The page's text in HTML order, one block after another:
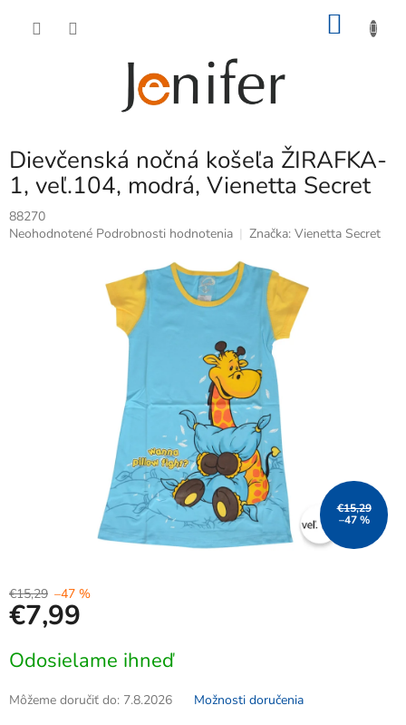
Dievčenská nočná košeľa ŽIRAFKA-
1, veľ.104, modrá, Vienetta Secret
88270
Priemerné
Neohodnotené Podrobnosti hodnotenia Značka: Vienetta Secret
€15,29
–47 %
€15,29 –47 %
€7,99
cena:
Odosielame ihneď
Môžeme doručiť do: 7.8.2026 Možnosti doručenia